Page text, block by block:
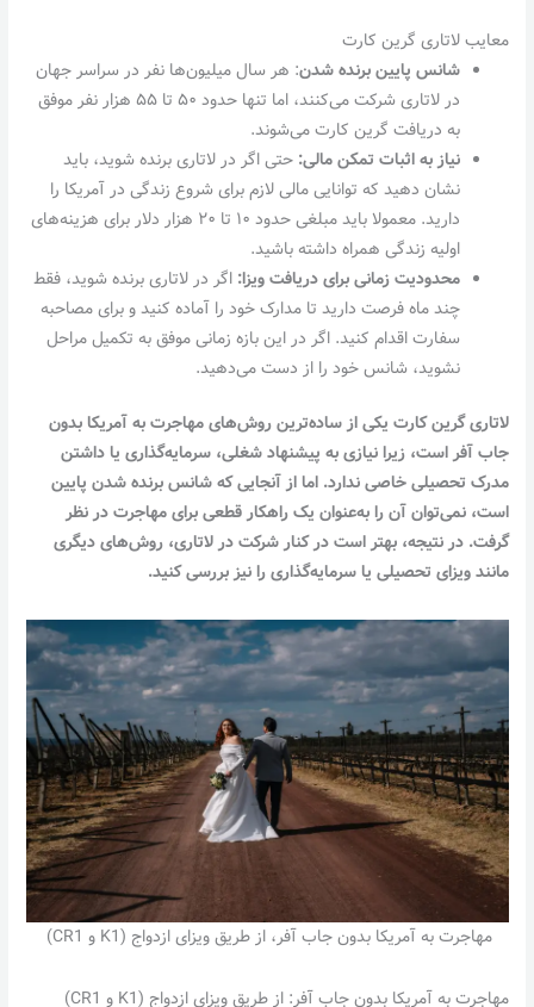
معایب لاتاری گرین کارت
شانس پایین برنده شدن: هر سال میلیون‌ها نفر در سراسر جهان
در لاتاری شرکت می‌کنند، اما تنها حدود ۵۰ تا ۵۵ هزار نفر موفق
به دریافت گرین کارت می‌شوند.
نیاز به اثبات تمکن مالی: حتی اگر در لاتاری برنده شوید، باید
نشان دهید که توانایی مالی لازم برای شروع زندگی در آمریکا را
دارید. معمولا باید مبلغی حدود ۱۰ تا ۲۰ هزار دلار برای هزینه‌های
اولیه زندگی همراه داشته باشید.
محدودیت زمانی برای دریافت ویزا: اگر در لاتاری برنده شوید، فقط
چند ماه فرصت دارید تا مدارک خود را آماده کنید و برای مصاحبه
سفارت اقدام کنید. اگر در این بازه زمانی موفق به تکمیل مراحل
نشوید، شانس خود را از دست می‌دهید.
لاتاری گرین کارت یکی از ساده‌ترین روش‌های مهاجرت به آمریکا بدون
جاب آفر است، زیرا نیازی به پیشنهاد شغلی، سرمایه‌گذاری یا داشتن
مدرک تحصیلی خاصی ندارد. اما از آنجایی که شانس برنده شدن پایین
است، نمی‌توان آن را به‌عنوان یک راهکار قطعی برای مهاجرت در نظر
گرفت. در نتیجه، بهتر است در کنار شرکت در لاتاری، روش‌های دیگری
مانند ویزای تحصیلی یا سرمایه‌گذاری را نیز بررسی کنید.
مهاجرت به آمریکا بدون جاب آفر، از طریق ویزای ازدواج (K1 و CR1)
مهاجرت به آمریکا بدون جاب آفر: از طریق ویزای ازدواج (K1 و CR1)